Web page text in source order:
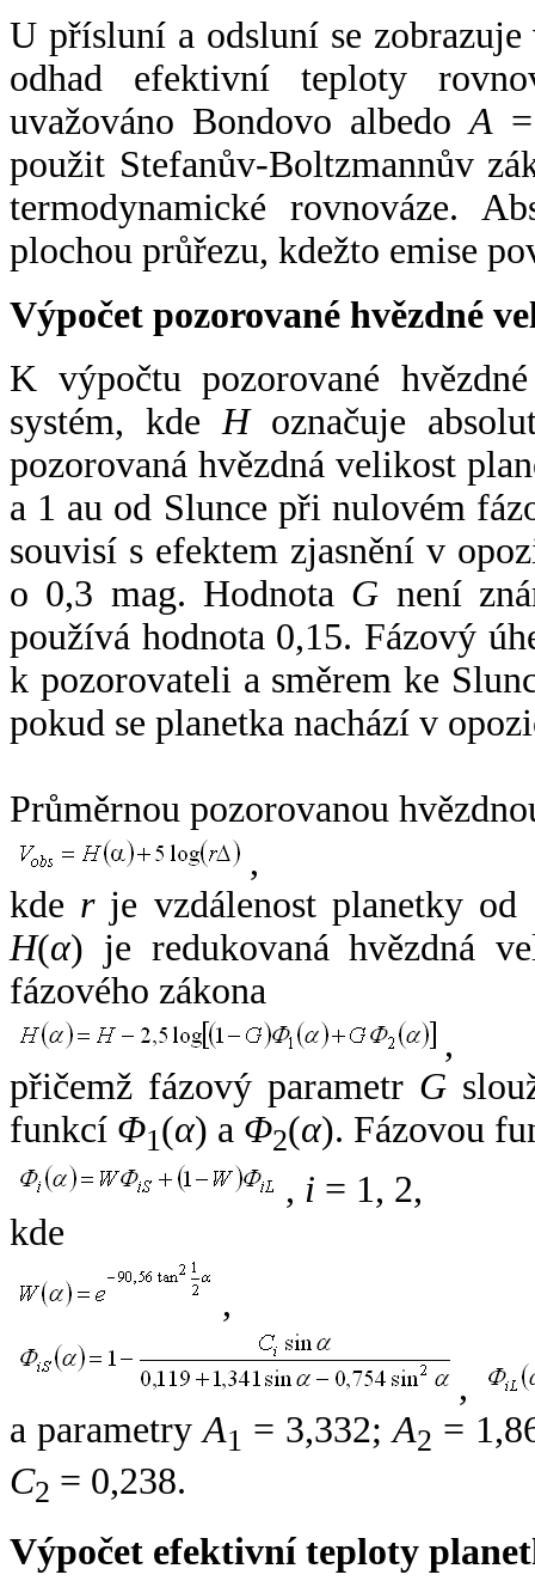
U přísluní a odsluní se
odhad efektivní teploty
uvažováno Bondovo albedoA
použit Stefanův-Boltzmannův
termodynamické rovnováze.
plochou průřezu, kdežto emise
Výpočet pozorované hvězdné
K výpočtu pozorované
systém, kde Hoznačuje
pozorovaná hvězdná velikost
a 1 au od Slunce při nulovém
souvisí s efektem zjasnění v
o 0,3 mag. Hodnota G není
používá hodnota 0,15. Fázový
k pozorovateli a směrem ke
pokud se planetka nachází v
Průměrnou pozorovanou
,
kde rje vzdálenost planetky od
H(α) je redukovaná hvězdná
fázového zákona
,
přičemž fázový parametr G
funkcí Φ1(α) a Φ2(α). Fázovou
, i = 1, 2,
kde
,
,
a parametryA1 = 3,332;A2 =
C2 = 0,238.
Výpočet efektivní teploty